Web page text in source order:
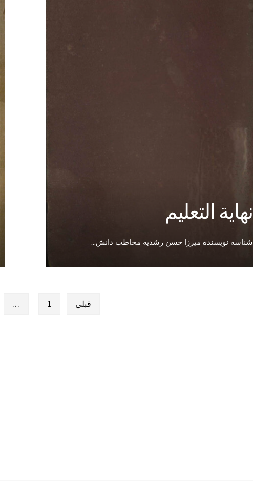
نهایة التعلیم
شناسه نویسنده میرزا حسن رشدیه مخاطب دانش...
قبلی 1
…